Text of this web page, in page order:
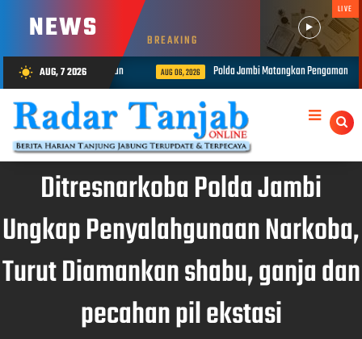
NEWS BREAKING
LIVE
wb_sunny AUG, 7 2026
Pria di Lumahan AUG 06, 2026 Polda Jambi Matangkan Pengamanan
Ditresnarkoba Polda Jambi
Ungkap Penyalahgunaan Narkoba,
Turut Diamankan shabu, ganja dan
pecahan pil ekstasi